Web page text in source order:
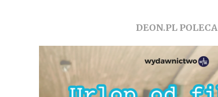
DEON.PL POLECA